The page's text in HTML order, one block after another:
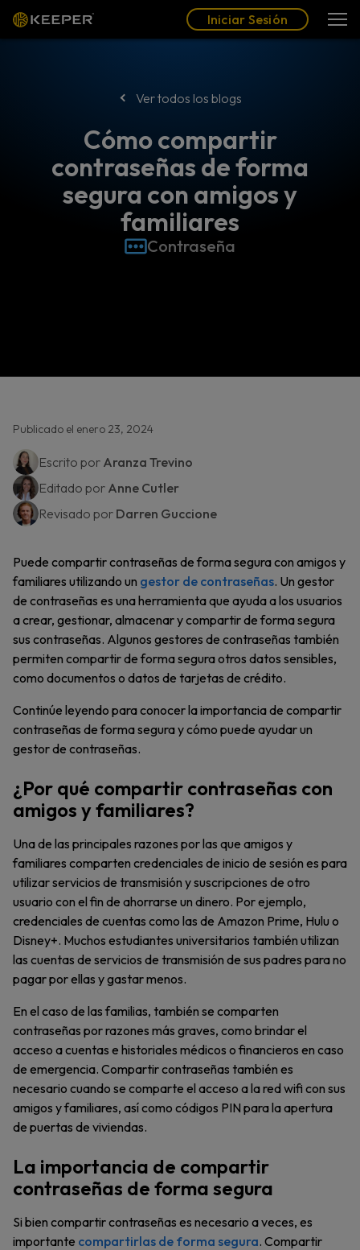
Iniciar Sesión
Ver todos los blogs
Cómo compartir
contraseñas de forma
segura con amigos y
familiares
Contraseña
Publicado el enero 23, 2024
Escrito por Aranza Trevino
Editado por Anne Cutler
Revisado por Darren Guccione
Puede compartir contraseñas de forma segura con amigos y
familiares utilizando un gestor de contraseñas. Un gestor
de contraseñas es una herramienta que ayuda a los usuarios
a crear, gestionar, almacenar y compartir de forma segura
sus contraseñas. Algunos gestores de contraseñas también
permiten compartir de forma segura otros datos sensibles,
como documentos o datos de tarjetas de crédito.
Continúe leyendo para conocer la importancia de compartir
contraseñas de forma segura y cómo puede ayudar un
gestor de contraseñas.
¿Por qué compartir contraseñas con
amigos y familiares?
Una de las principales razones por las que amigos y
familiares comparten credenciales de inicio de sesión es para
utilizar servicios de transmisión y suscripciones de otro
usuario con el fin de ahorrarse un dinero. Por ejemplo,
credenciales de cuentas como las de Amazon Prime, Hulu o
Disney+. Muchos estudiantes universitarios también utilizan
las cuentas de servicios de transmisión de sus padres para no
pagar por ellas y gastar menos.
En el caso de las familias, también se comparten
contraseñas por razones más graves, como brindar el
acceso a cuentas e historiales médicos o financieros en caso
de emergencia. Compartir contraseñas también es
necesario cuando se comparte el acceso a la red wifi con sus
amigos y familiares, así como códigos PIN para la apertura
de puertas de viviendas.
La importancia de compartir
contraseñas de forma segura
Si bien compartir contraseñas es necesario a veces, es
importante compartirlas de forma segura. Compartir